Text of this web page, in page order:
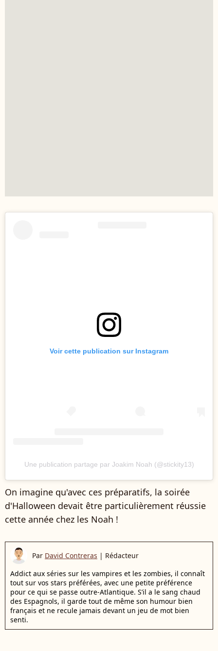
Voir cette publication sur Instagram
Une publication partage par Joakim Noah (@stickity13)
On imagine qu'avec ces préparatifs, la soirée
d'Halloween devait être particulièrement réussie
cette année chez les Noah !
Par David Contreras | Rédacteur
Addict aux séries sur les vampires et les zombies, il connaît
tout sur vos stars préférées, avec une petite préférence
pour ce qui se passe outre-Atlantique. S’il a le sang chaud
des Espagnols, il garde tout de même son humour bien
français et ne recule jamais devant un jeu de mot bien
senti.